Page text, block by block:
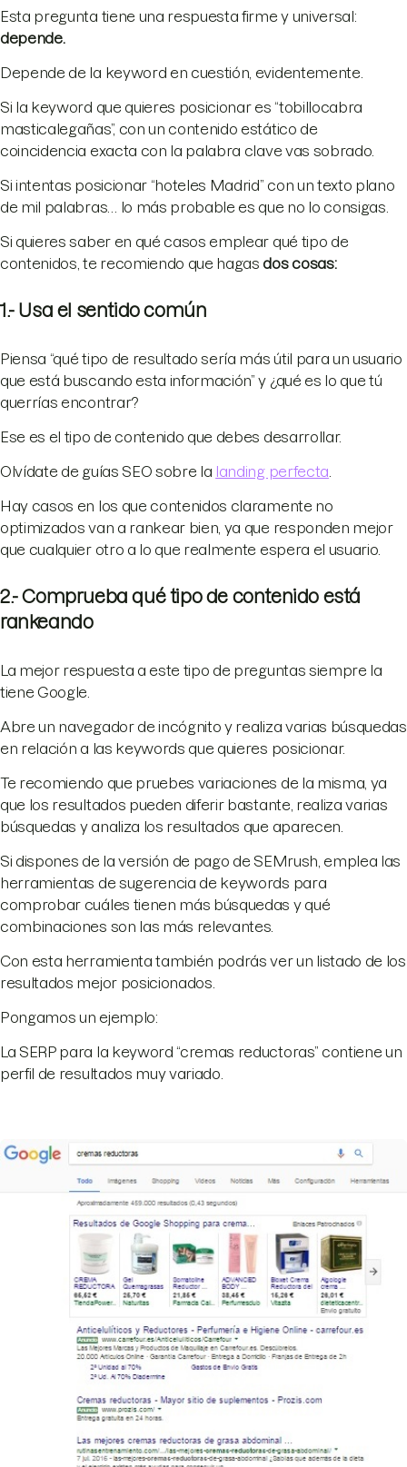
Esta pregunta tiene una respuesta firme y universal:
depende.
Depende de la keyword en cuestión, evidentemente.
Si la keyword que quieres posicionar es “tobillocabra
masticalegañas”, con un contenido estático de
coincidencia exacta con la palabra clave vas sobrado.
Si intentas posicionar “hoteles Madrid” con un texto plano
de mil palabras… lo más probable es que no lo consigas.
Si quieres saber en qué casos emplear qué tipo de
contenidos, te recomiendo que hagas dos cosas:
1.- Usa el sentido común
Piensa “qué tipo de resultado sería más útil para un usuario
que está buscando esta información” y ¿qué es lo que tú
querrías encontrar?
Ese es el tipo de contenido que debes desarrollar.
Olvídate de guías SEO sobre la landing perfecta
Hay casos en los que contenidos claramente no
optimizados van a rankear bien, ya que responden mejor
que cualquier otro a lo que realmente espera el usuario.
2.- Comprueba qué tipo de contenido está
rankeando
La mejor respuesta a este tipo de preguntas siempre la
tiene Google.
Abre un navegador de incógnito y realiza varias búsquedas
en relación a las keywords que quieres posicionar.
Te recomiendo que pruebes variaciones de la misma, ya
que los resultados pueden diferir bastante, realiza varias
búsquedas y analiza los resultados que aparecen.
Si dispones de la versión de pago de SEMrush, emplea las
herramientas de sugerencia de keywords para
comprobar cuáles tienen más búsquedas y qué
combinaciones son las más relevantes.
Con esta herramienta también podrás ver un listado de los
resultados mejor posicionados.
Pongamos un ejemplo:
La SERP para la keyword “cremas reductoras” contiene un
perfil de resultados muy variado.